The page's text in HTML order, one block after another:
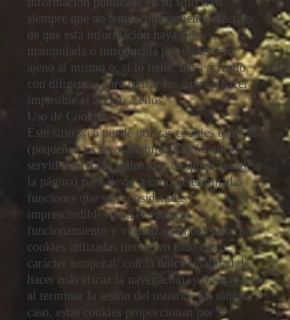
siempre que no tenga conocimiento efectivo
de que esta información haya sido
manipulada o introducida por un tercero
ajeno al mismo o, si lo tiene, haya actuado
con diligencia para retirar los datos o hacer
imposible el acceso a ellos.
Uso de Cookies
Este sitio web puede utilizar cookies técnicas
(pequeños archivos de información que el
servidor envía al ordenador de quien accede a
la página) para llevar a cabo determinadas
funciones que son consideradas
imprescindibles para el correcto
funcionamiento y visualización del sitio. Las
cookies utilizadas tienen, en todo caso,
carácter temporal, con la única finalidad de
hacer más eficaz la navegación, y desaparecen
al terminar la sesión del usuario. En ningún
caso, estas cookies proporcionan por sí